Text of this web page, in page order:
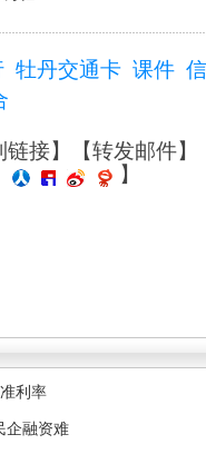
牡丹交通卡 课件
链接】【转发邮件】
】
利率
企融资难